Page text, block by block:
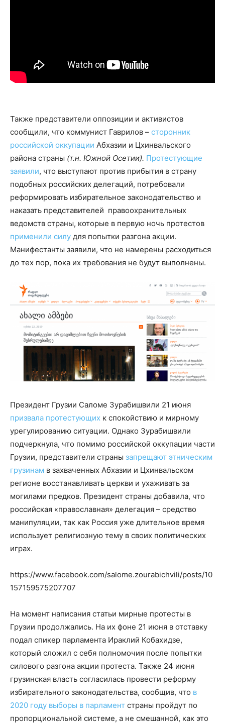
Также представители оппозиции и активистов
сообщили, что коммунист Гаврилов – сторонник
российской оккупации Абхазии и Цхинвальского
района страны (т.н. Южной Осетии). Протестующие
заявили, что выступают против прибытия в страну
подобных российских делегаций, потребовали
реформировать избирательное законодательство и
наказать представителей правоохранительных
ведомств страны, которые в первую ночь протестов
применили силу для попытки разгона акции.
Манифестанты заявили, что не намерены расходиться
до тех пор, пока их требования не будут выполнены.
Президент Грузии Саломе Зурабишвили 21 июня
призвала протестующих к спокойствию и мирному
урегулированию ситуации. Однако Зурабишвили
подчеркнула, что помимо российской оккупации части
Грузии, представители страны запрещают этническим
грузинам в захваченных Абхазии и Цхинвальском
регионе восстанавливать церкви и ухаживать за
могилами предков. Президент страны добавила, что
российская «православная» делегация – средство
манипуляции, так как Россия уже длительное время
использует религиозную тему в своих политических
играх.
https://www.facebook.com/salome.zourabichvili/posts/10
157159575207707
На момент написания статьи мирные протесты в
Грузии продолжались. На их фоне 21 июня в отставку
подал спикер парламента Ираклий Кобахидзе,
который сложил с себя полномочия после попытки
силового разгона акции протеста. Также 24 июня
грузинская власть согласилась провести реформу
избирательного законодательства, сообщив, что в
2020 году выборы в парламент страны пройдут по
пропорциональной системе, а не смешанной, как это